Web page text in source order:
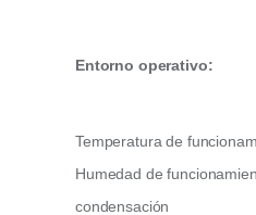
Entorno operativo:
Temperatura de
Humedad de
condensación